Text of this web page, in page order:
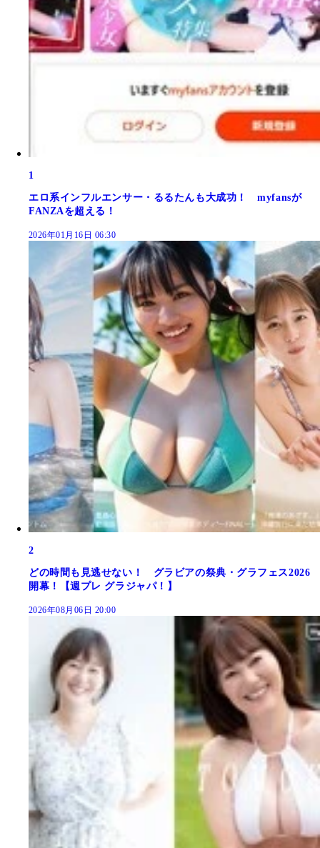
1
エロ系インフルエンサー・るるたんも大成功！ myfansが
FANZAを超える！
2026年01月16日 06:30
2
どの時間も見逃せない！ グラビアの祭典・グラフェス2026
開幕！【週プレ グラジャパ！】
2026年08月06日 20:00